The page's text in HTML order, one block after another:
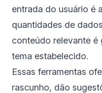
entrada do usuário é
quantidades de
conteúdo relevante
tema estabelecido.
Essas ferramentas
rascunho, dão